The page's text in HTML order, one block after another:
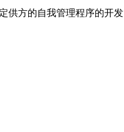
方的自我管理程序的开